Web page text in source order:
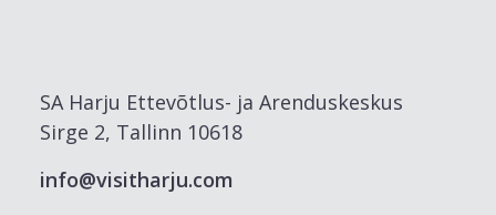
SA Harju Ettevõtlus- ja Arenduskeskus
Sirge 2, Tallinn 10618
info@visitharju.com